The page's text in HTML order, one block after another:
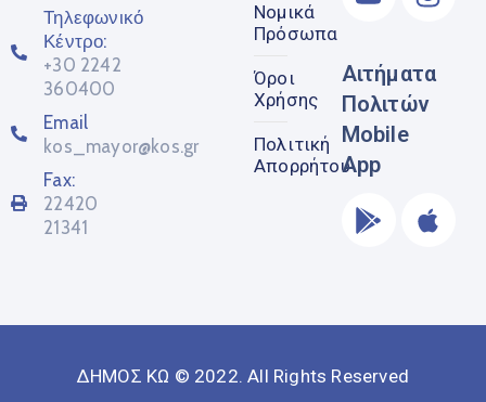
Τηλεφωνικό
Κέντρο:
+30 2242
360400
Email
kos_mayor@kos.gr
Fax:
22420
21341
Νομικά
Πρόσωπα
Όροι
Χρήσης
Πολιτική
Απορρήτου
Αιτήματα
Πολιτών
Mobile
App
ΔΗΜΟΣ ΚΩ © 2022. All Rights Reserved